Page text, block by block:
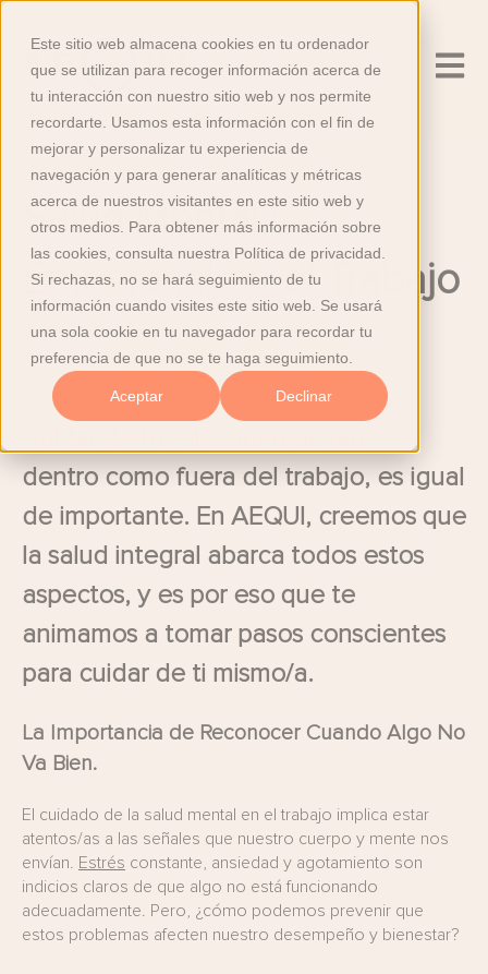
Este sitio web almacena cookies en tu ordenador
que se utilizan para recoger información acerca de
tu interacción con nuestro sitio web y nos permite
recordarte. Usamos esta información con el fin de
mejorar y personalizar tu experiencia de
navegación y para generar analíticas y métricas
acerca de nuestros visitantes en este sitio web y
otros medios. Para obtener más información sobre
las cookies, consulta nuestra Política de privacidad.
Si rechazas, no se hará seguimiento de tu
información cuando visites este sitio web. Se usará
una sola cookie en tu navegador para recordar tu
preferencia de que no se te haga seguimiento.
Aceptar Declinar
Abrir
Salud Mental y
Emocional en el Trabajo
Compartir:
dentro como fuera del trabajo, es igual
de importante. En AEQUI, creemos que
la salud integral abarca todos estos
aspectos, y es por eso que te
animamos a tomar pasos conscientes
para cuidar de ti mismo/a.
La Importancia de Reconocer Cuando Algo No
Va Bien.
El cuidado de la salud mental en el trabajo implica estar
atentos/as a las señales que nuestro cuerpo y mente nos
envían. Estrés constante, ansiedad y agotamiento son
indicios claros de que algo no está funcionando
adecuadamente. Pero, ¿cómo podemos prevenir que
estos problemas afecten nuestro desempeño y bienestar?